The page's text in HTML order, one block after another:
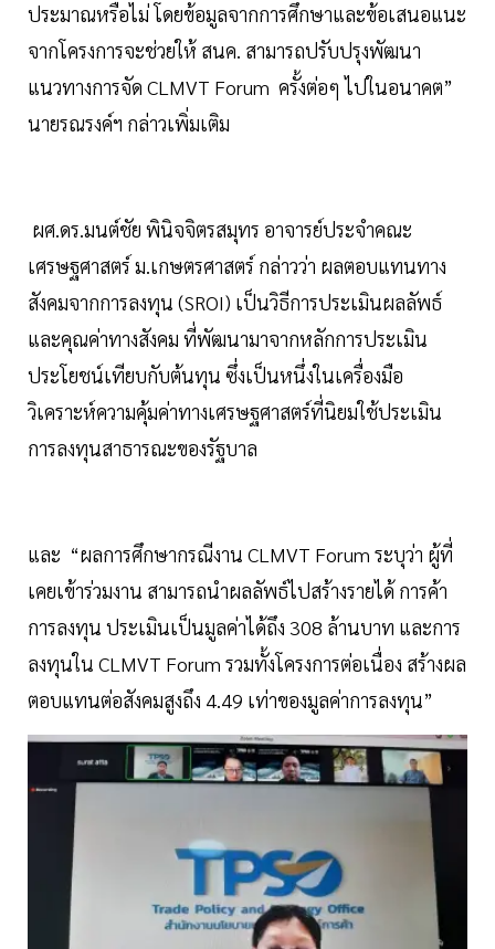
ประมาณหรือไม่ โดยข้อมูลจากการศึกษาและข้อเสนอแนะ
จากโครงการจะช่วยให้ สนค. สามารถปรับปรุงพัฒนา
แนวทางการจัด CLMVT Forum ครั้งต่อๆ ไปในอนาคต”
นายรณรงค์ฯ กล่าวเพิ่มเติม
ผศ.ดร.มนต์ชัย พินิจจิตรสมุทร อาจารย์ประจำคณะ
เศรษฐศาสตร์ ม.เกษตรศาสตร์ กล่าวว่า ผลตอบแทนทาง
สังคมจากการลงทุน (SROI) เป็นวิธีการประเมินผลลัพธ์
และคุณค่าทางสังคม ที่พัฒนามาจากหลักการประเมิน
ประโยชน์เทียบกับต้นทุน ซึ่งเป็นหนึ่งในเครื่องมือ
วิเคราะห์ความคุ้มค่าทางเศรษฐศาสตร์ที่นิยมใช้ประเมิน
การลงทุนสาธารณะของรัฐบาล
และ “ผลการศึกษากรณีงาน CLMVT Forum ระบุว่า ผู้ที่
เคยเข้าร่วมงาน สามารถนำผลลัพธ์ไปสร้างรายได้ การค้า
การลงทุน ประเมินเป็นมูลค่าได้ถึง 308 ล้านบาท และการ
ลงทุนใน CLMVT Forum รวมทั้งโครงการต่อเนื่อง สร้างผล
ตอบแทนต่อสังคมสูงถึง 4.49 เท่าของมูลค่าการลงทุน”